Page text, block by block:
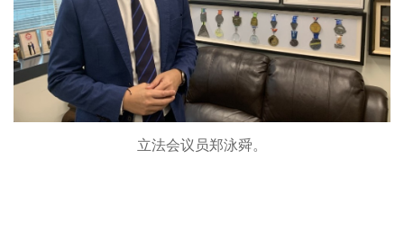
立法会议员郑泳舜。